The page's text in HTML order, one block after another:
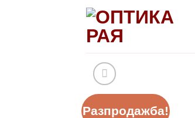
Разпродажба!